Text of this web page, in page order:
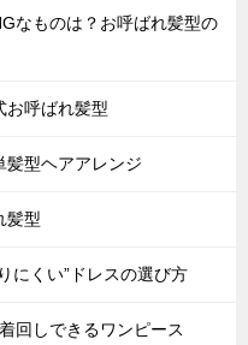
なものは？お呼ばれ髪型の
お呼ばれ髪型
髪型ヘアアレンジ
髪型
にくい”ドレスの選び方
回しできるワンピース